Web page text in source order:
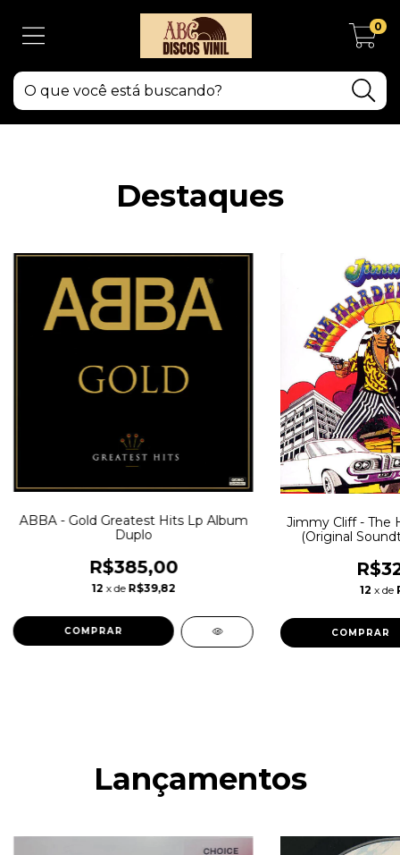
0
Destaques
ABBA - Gold Greatest Hits Lp Album
Duplo
R$385,00
12 x de R$39,82
Jimmy Cliff - The
(Original
12 x de
Lançamentos